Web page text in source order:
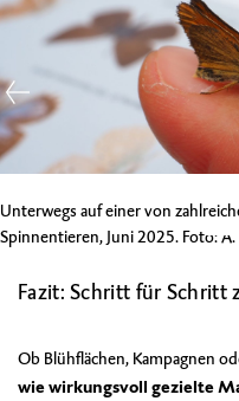
Unterwegs auf einer von
Spinnentieren, Juni 2025. Foto: A.
Fazit: Schritt für
Ob Blühflächen, Kampagnen
wie wirkungsvoll gezielte